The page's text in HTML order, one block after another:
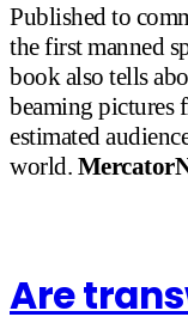
Published to
the first manned
book also tells
beaming pictures
estimated
world.
Are